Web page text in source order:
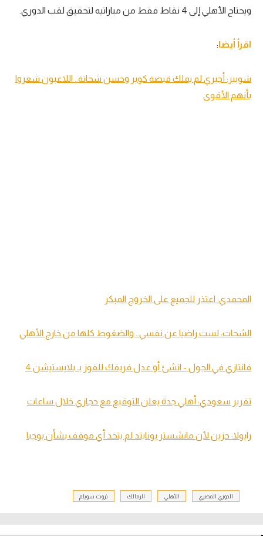
ويحتاج الأهلي إلى 4 نقاط فقط من مباراتيه لتحقيق لقب الدوري.
اقرأ أيضا:
شوبير: أجيري لم يملك قبضة كوبر وحسن شحاتة.. اللاعبون شعروا
بأنهم الأقوى
المحمدي: اعتذر للجميع على الخروج المبكر
الشحات: لست راضيا عن نفسي.. والضغوط كلها من خارج الأهلي
فانتازي في الجول - انشئ أو عدل فريقك للفوز بـ بلايستيشن 4
تقرير سعودي: أهلي جدة يعلن التوقيع مع حجازي خلال ساعات
رايولا: حزين لأن مانشستر يونايتد لم يتخذ أي موقف بشأن بوجبا
الدوري المصري الأهلي الزمالك ثروت سويلم